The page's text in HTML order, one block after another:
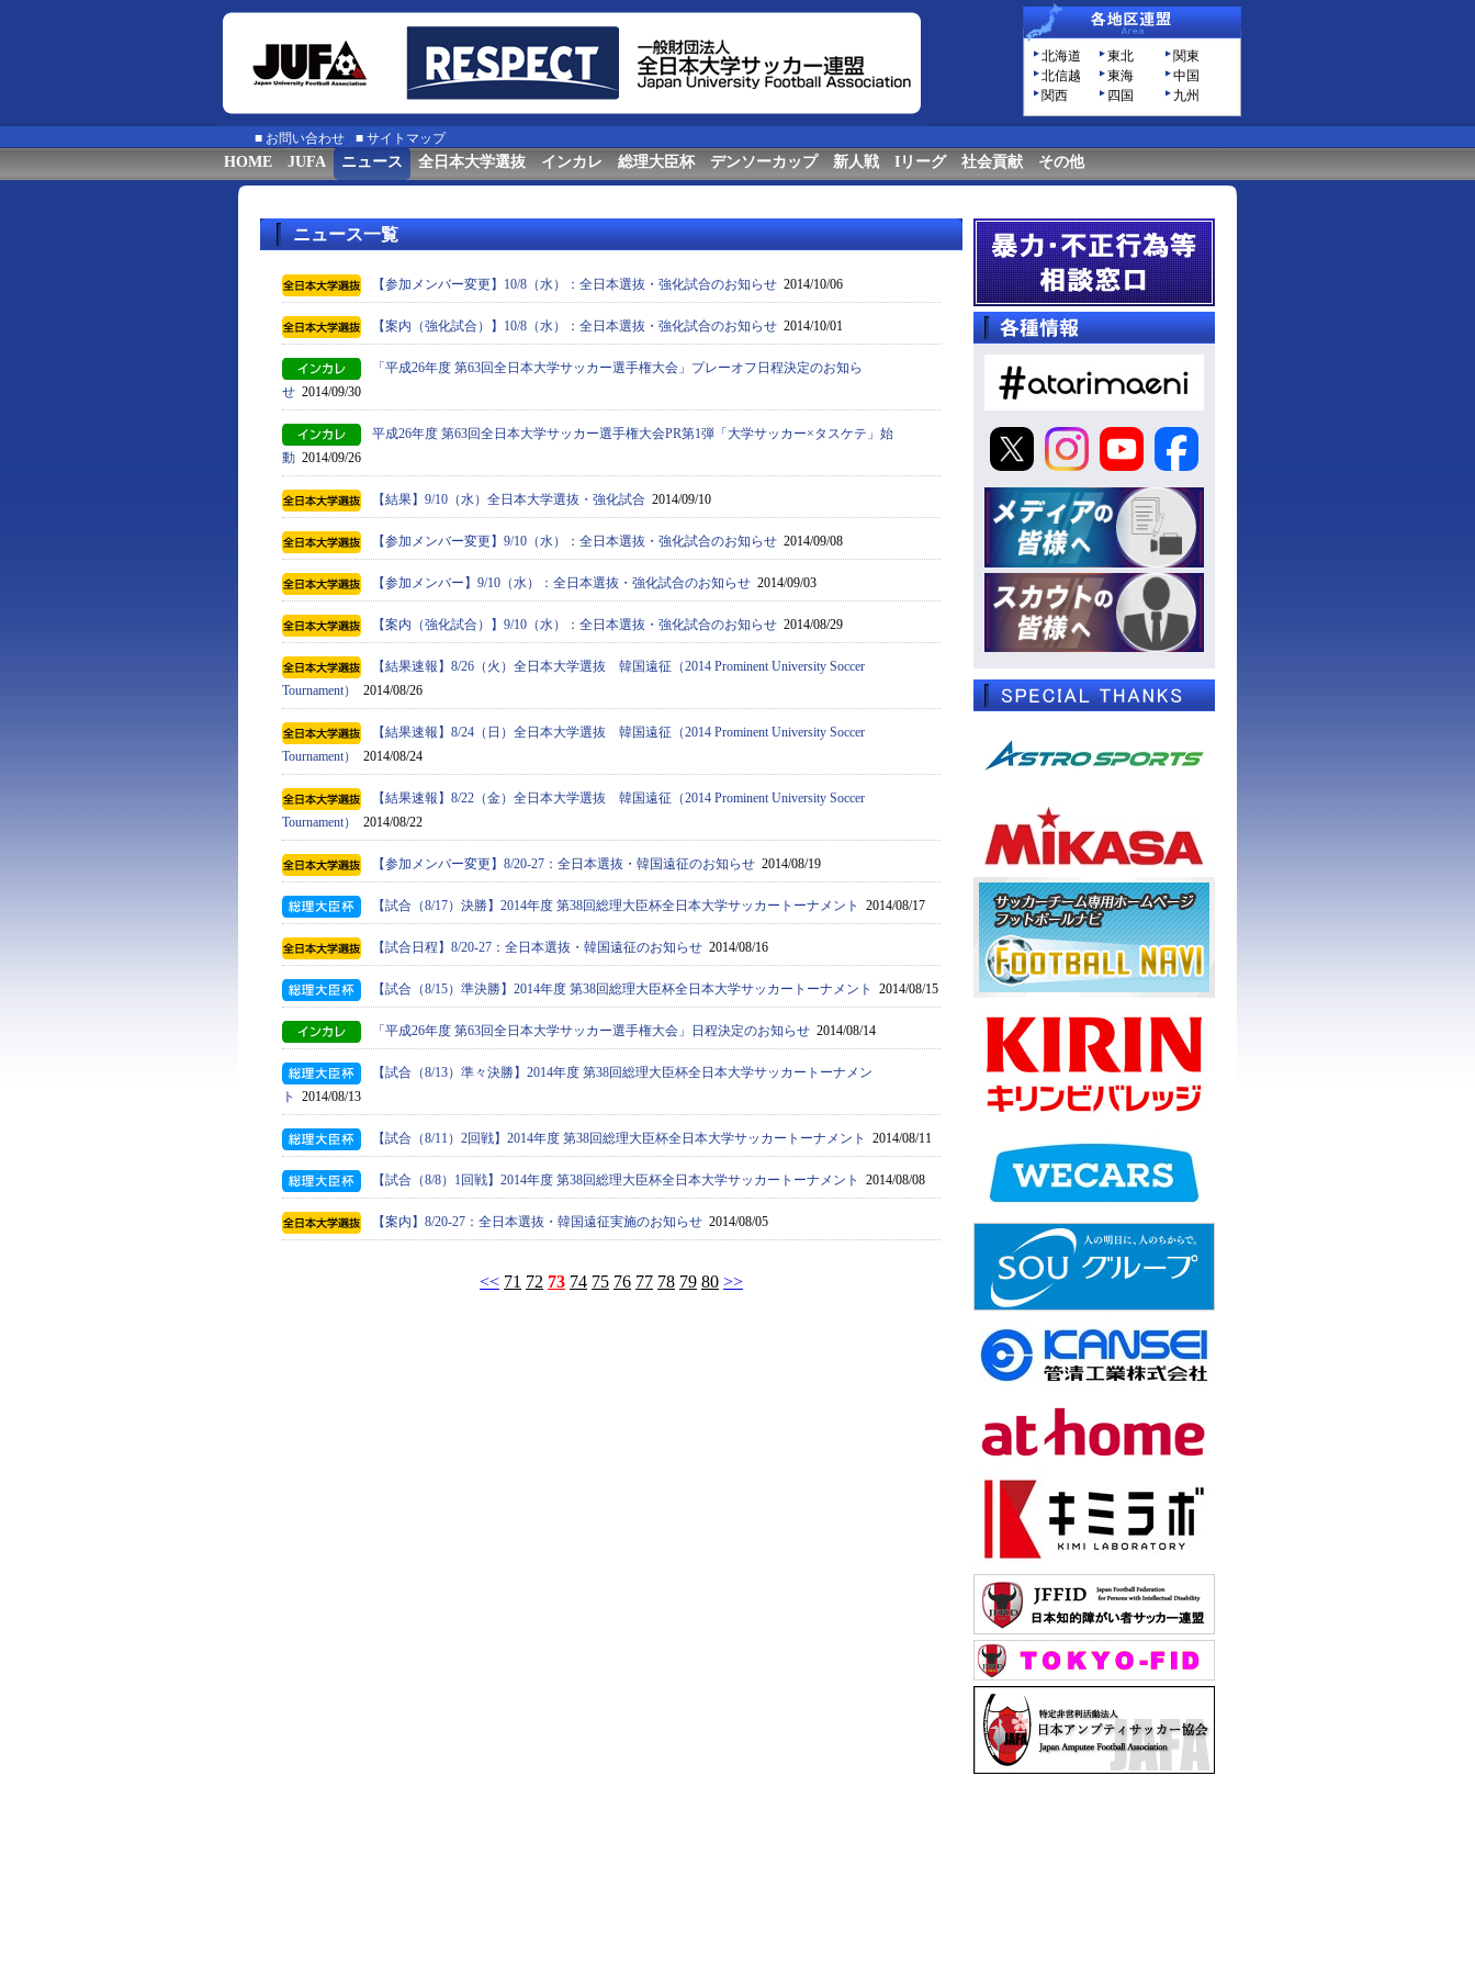
北海道 東北
関東
北信越
東海
中国
関西
四国 九州
■ お問い合わせ ■ サイトマップ
HOME JUFA ニュース 全日本大学選抜 インカレ 総理大臣杯 デンソーカップ 新人戦 Iリーグ 社会貢献 その他
ニュース一覧
【参加メンバー変更】10/8（水）：全日本選抜・強化試合のお知らせ 2014/10/06
【案内（強化試合）】10/8（水）：全日本選抜・強化試合のお知らせ 2014/10/01
「平成26年度 第63回全日本大学サッカー選手権大会」プレーオフ日程決定のお知ら
せ 2014/09/30
平成26年度 第63回全日本大学サッカー選手権大会PR第1弾「大学サッカー×タスケテ」始
動 2014/09/26
【結果】9/10（水）全日本大学選抜・強化試合 2014/09/10
【参加メンバー変更】9/10（水）：全日本選抜・強化試合のお知らせ 2014/09/08
【参加メンバー】9/10（水）：全日本選抜・強化試合のお知らせ 2014/09/03
【案内（強化試合）】9/10（水）：全日本選抜・強化試合のお知らせ 2014/08/29
【結果速報】8/26（火）全日本大学選抜 韓国遠征（2014 Prominent University Soccer
Tournament）
2014/08/26
【結果速報】8/24（日）全日本大学選抜 韓国遠征（2014 Prominent University Soccer
Tournament）
2014/08/24
【結果速報】8/22（金）全日本大学選抜 韓国遠征（2014 Prominent University Soccer
Tournament）
2014/08/22
【参加メンバー変更】8/20-27：全日本選抜・韓国遠征のお知らせ 2014/08/19
【試合（8/17）決勝】2014年度 第38回総理大臣杯全日本大学サッカートーナメント 2014/08/17
【試合日程】8/20-27：全日本選抜・韓国遠征のお知らせ 2014/08/16
【試合（8/15）準決勝】2014年度 第38回総理大臣杯全日本大学サッカートーナメント 2014/08/15
「平成26年度 第63回全日本大学サッカー選手権大会」日程決定のお知らせ 2014/08/14
【試合（8/13）準々決勝】2014年度 第38回総理大臣杯全日本大学サッカートーナメン
ト
2014/08/13
【試合（8/11）2回戦】2014年度 第38回総理大臣杯全日本大学サッカートーナメント 2014/08/11
【試合（8/8）1回戦】2014年度 第38回総理大臣杯全日本大学サッカートーナメント 2014/08/08
【案内】8/20-27：全日本選抜・韓国遠征実施のお知らせ 2014/08/05
<< 71 72 73 74 75 76 77 78 79 80 >>